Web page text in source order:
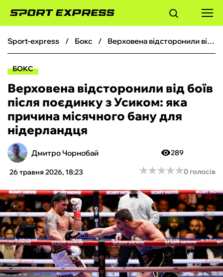
ФУТБОЛ
БОКС
ХОКЕЙ
ТЕНІС
КІБЕРСПОРТ
ЧС-2026
ФУТЗАЛ
ІНШІ
sport-express бокс Верховена відсторонили від боїв після поєдинку з Усиком: яка причина місячного бану для нідерландця
БОКС
Верховена відсторонили від боїв
після поєдинку з Усиком: яка
причина місячного бану для
нідерландця
Дмитро Чорнобай
26 травня 2026, 18:23
289
★★★★★
★★★★★0 голосів